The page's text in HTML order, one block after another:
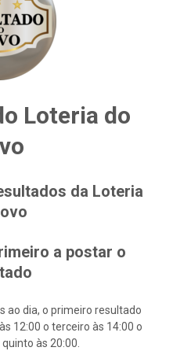
Loteria do
da Loteria
a postar o
ao dia, o primeiro resultado
12:00 o terceiro às 14:00 o
às 20:00.